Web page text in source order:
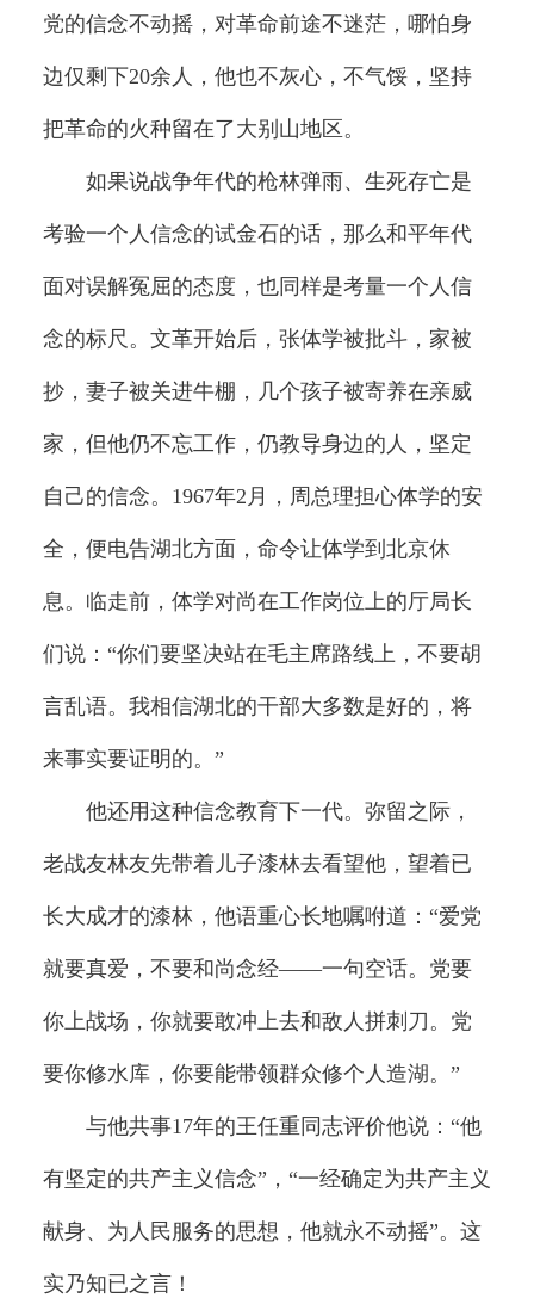
党的信念不动摇，对革命前途不迷茫，哪怕身
边仅剩下20余人，他也不灰心，不气馁，坚持
把革命的火种留在了大别山地区。
如果说战争年代的枪林弹雨、生死存亡是
考验一个人信念的试金石的话，那么和平年代
面对误解冤屈的态度，也同样是考量一个人信
念的标尺。文革开始后，张体学被批斗，家被
抄，妻子被关进牛棚，几个孩子被寄养在亲威
家，但他仍不忘工作，仍教导身边的人，坚定
自己的信念。1967年2月，周总理担心体学的安
全，便电告湖北方面，命令让体学到北京休
息。临走前，体学对尚在工作岗位上的厅局长
们说：“你们要坚决站在毛主席路线上，不要胡
言乱语。我相信湖北的干部大多数是好的，将
来事实要证明的。”
他还用这种信念教育下一代。弥留之际，
老战友林友先带着儿子漆林去看望他，望着已
长大成才的漆林，他语重心长地嘱咐道：“爱党
就要真爱，不要和尚念经——一句空话。党要
你上战场，你就要敢冲上去和敌人拼刺刀。党
要你修水库，你要能带领群众修个人造湖。”
与他共事17年的王任重同志评价他说：“他
有坚定的共产主义信念”，“一经确定为共产主义
献身、为人民服务的思想，他就永不动摇”。这
实乃知已之言！